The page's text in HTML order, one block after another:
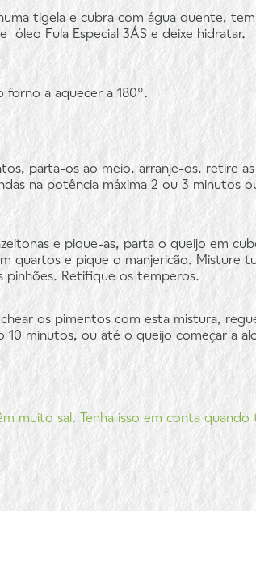
tigela e cubra com água quente,
óleo Fula Especial 3ÁS e deixe hidratar.
forno a aquecer a 180°.
parta-os ao meio, arranje-os, retire
na potência máxima 2 ou 3 minutos
e pique-as, parta o queijo em
quartos e pique o manjericão. Misture
pinhões. Retifique os temperos.
os pimentos com esta mistura,
10 minutos, ou até o queijo começar a
muito sal. Tenha isso em conta quando